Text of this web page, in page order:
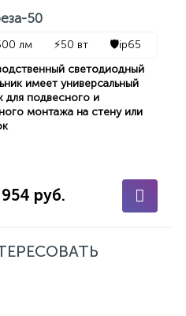
50
лм ⚡50 вт 🛡️ip65
светодиодный
имеет универсальный
для подвесного и
монтажа на стену или
руб.